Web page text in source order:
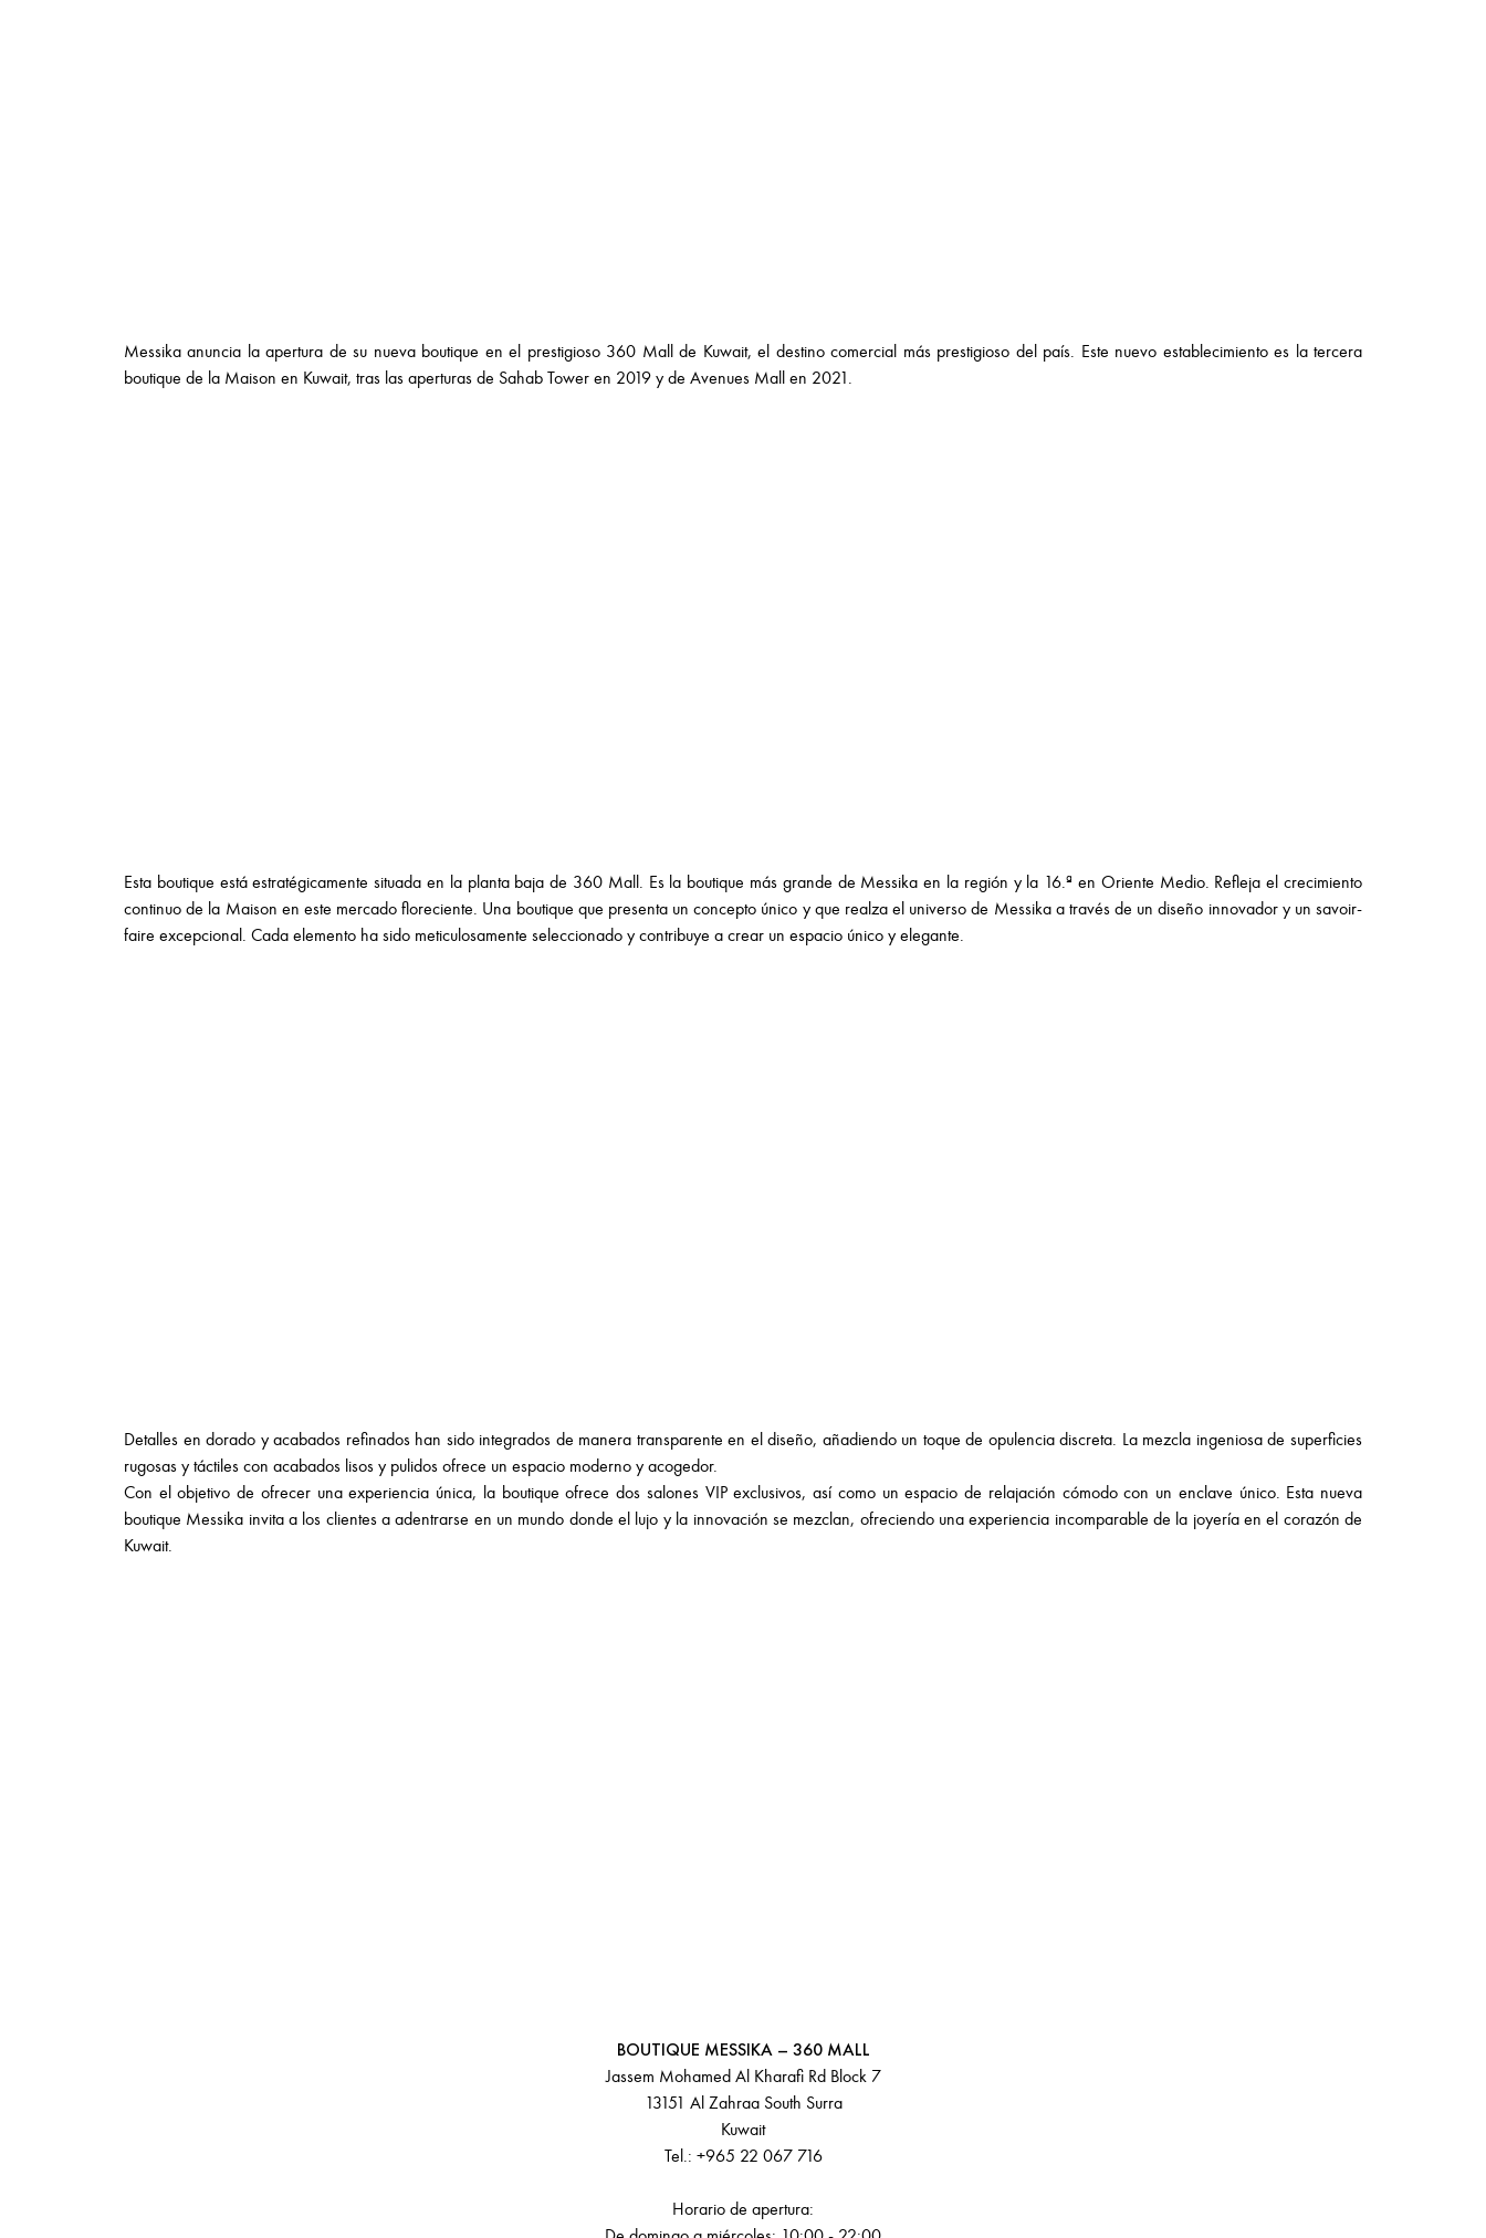
Messika anuncia la apertura de su nueva boutique en el prestigioso 360 Mall de Kuwait, el destino comercial más prestigioso del país. Este nuevo establecimiento es la tercera
boutique de la Maison en Kuwait, tras las aperturas de Sahab Tower en 2019 y de Avenues Mall en 2021.
Esta boutique está estratégicamente situada en la planta baja de 360 Mall. Es la boutique más grande de Messika en la región y la 16.ª en Oriente Medio. Refleja el crecimiento
continuo de la Maison en este mercado floreciente. Una boutique que presenta un concepto único y que realza el universo de Messika a través de un diseño innovador y un savoir-
faire excepcional. Cada elemento ha sido meticulosamente seleccionado y contribuye a crear un espacio único y elegante.
Detalles en dorado y acabados refinados han sido integrados de manera transparente en el diseño, añadiendo un toque de opulencia discreta. La mezcla ingeniosa de superficies
rugosas y táctiles con acabados lisos y pulidos ofrece un espacio moderno y acogedor.
Con el objetivo de ofrecer una experiencia única, la boutique ofrece dos salones VIP exclusivos, así como un espacio de relajación cómodo con un enclave único. Esta nueva
boutique Messika invita a los clientes a adentrarse en un mundo donde el lujo y la innovación se mezclan, ofreciendo una experiencia incomparable de la joyería en el corazón de
Kuwait.
BOUTIQUE MESSIKA – 360 MALL
Jassem Mohamed Al Kharafi Rd Block 7
13151 Al Zahraa South Surra
Kuwait
Tel.: +965 22 067 716
Horario de apertura: